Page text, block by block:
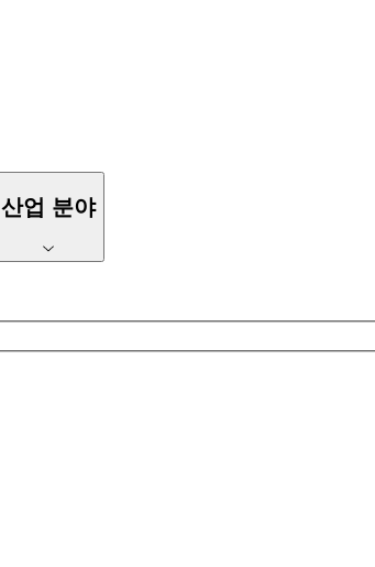
산업 분야